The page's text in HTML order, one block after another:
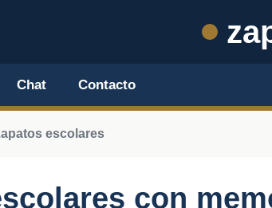
Chat Contacto
escolares
con